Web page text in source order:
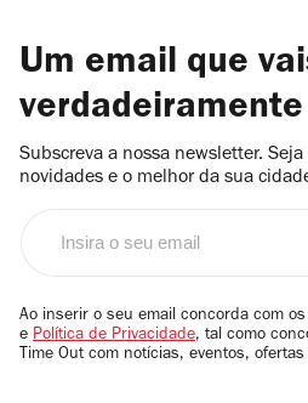
Um email que
verdadeiramente
Subscreva a nossa newsletter.
novidades e o melhor da sua
email
Ao inserir o seu email concorda com
e Política de Privacidade, tal como
Time Out com notícias, eventos,